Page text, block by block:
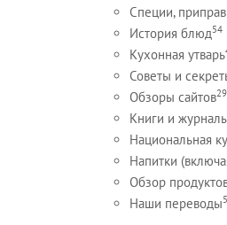
Специи,
История блюд54
Кухонная утварь
Советы и
Обзоры сайтов
Книги и
Национальная
Напитки
Обзор
Наши переводы